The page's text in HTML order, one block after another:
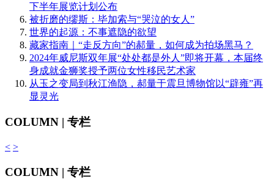
下半年展览计划公布
被折磨的缪斯：毕加索与“哭泣的女人”
世界的起源：不事遮隐的欲望
藏家指南｜“走反方向”的郝量，如何成为拍场黑马？
2024年威尼斯双年展“处处都是外人”即将开幕，本届终
身成就金狮奖授予两位女性移民艺术家
从玉之变局到秋江渔隐，郝量于震旦博物馆以“辟雍”再
显灵光
COLUMN | 专栏
< >
COLUMN | 专栏